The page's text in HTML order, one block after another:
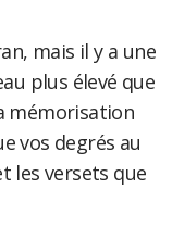
mais il y a une
plus élevé que
mémorisation
vos degrés au
les versets que